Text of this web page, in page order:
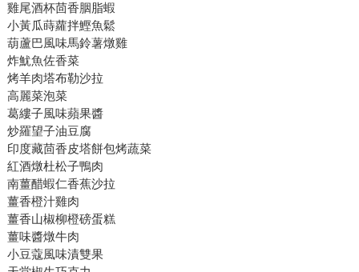
雞尾酒杯茴香胭脂蝦
小黃瓜蒔蘿拌鰹魚鬆
葫蘆巴風味馬鈴薯燉雞
炸魷魚佐香菜
烤羊肉塔布勒沙拉
高麗菜泡菜
葛縷子風味蘋果醬
炒羅望子油豆腐
印度藏茴香皮塔餅包烤蔬菜
紅酒燉杜松子鴨肉
南薑醋蝦仁香蕉沙拉
薑香橙汁雞肉
薑香山椒柳橙磅蛋糕
薑味醬燉牛肉
小豆蔻風味漬雙果